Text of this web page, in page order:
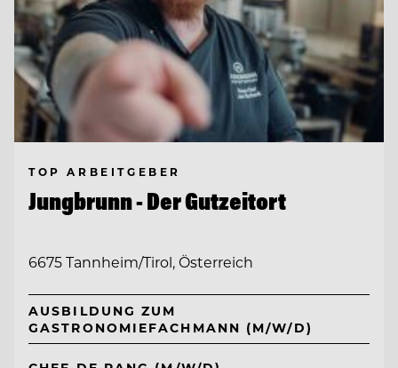
TOP ARBEITGEBER
Jungbrunn - Der Gutzeitort
6675 Tannheim/Tirol, Österreich
AUSBILDUNG ZUM
GASTRONOMIEFACHMANN (M/W/D)